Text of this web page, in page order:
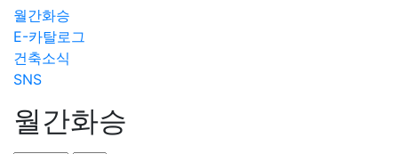
월간화승
E-카탈로그
건축소식
SNS
월간화승